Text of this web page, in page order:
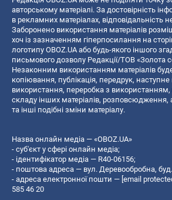
авторському матеріалі. За достовірність
в рекламних матеріалах, відповідальність
Заборонено використання матеріалів
хоч із зазначенням гіперпосилання на
логотипу OBOZ.UA або будь-якого іншого
письмового дозволу Редакції/ТОВ «Золота
Незаконним використанням матеріалів
копiювання, публiкацiя, передрук,
використання, переробка з
складу інших матеріалів, розповсюдження,
та інші подібні зміни матеріалу.
Назва онлайн медіа — «OBOZ.UA»
- суб'єкт у сфері онлайн медіа;
- ідентифікатор медіа — R40-06156;
- поштова адреса — вул. Деревообробна,
- адреса електронної пошти — [email
585 46 20